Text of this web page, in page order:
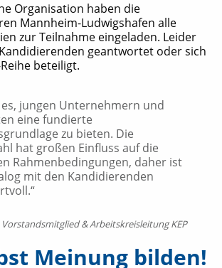
Organisation haben die
Mannheim-Ludwigshafen alle
zur Teilnahme eingeladen. Leider
geantwortet oder sich
beteiligt.
es, jungen Unternehmern und
eine fundierte
zu bieten. Die
hat großen Einfluss auf die
Rahmenbedingungen, daher ist
mit den Kandidierenden
& Arbeitskreisleitung KEP
Meinung bilden!